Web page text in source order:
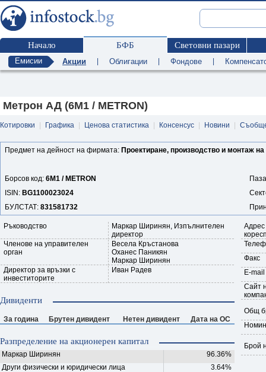
Начало БФБ Световни пазари
Емисии Акции Облигации Фондове
Метрон АД (6M1 / METRON)
Котировки Графика Ценова статистика Консенсус Новини
Предмет на дейност на фирмата: Проектиране, производство и монтаж
Борсов код: 6M1 / METRON
ISIN: BG1100023024
БУЛСТАТ: 831581732
Адрес
Факс
E-mail
Сайт
Общ
Брой
Ръководство
Маркар Ширинян, Изпълнителен
директор
Членове на управителен
орган
Весела Кръстанова
Оханес Паникян
Маркар Ширинян
Директор за връзки с
инвеститорите
Иван Радев
Дивиденти
За година Брутен дивидент Нетен дивидент Дата на ОС
Разпределение на акционерен капитал
Маркар Ширинян
96.36%
Други физически и юридически лица
3.64%